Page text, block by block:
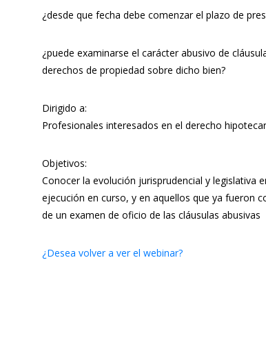
¿desde que fecha debe comenzar el plazo de
¿puede examinarse el carácter abusivo de
derechos de propiedad sobre dicho bien?
Dirigido a:
Profesionales interesados en el derecho
Objetivos:
Conocer la evolución jurisprudencial y legislativa
ejecución en curso, y en aquellos que ya fueron
de un examen de oficio de las cláusulas abusivas
¿Desea volver a ver el webinar?